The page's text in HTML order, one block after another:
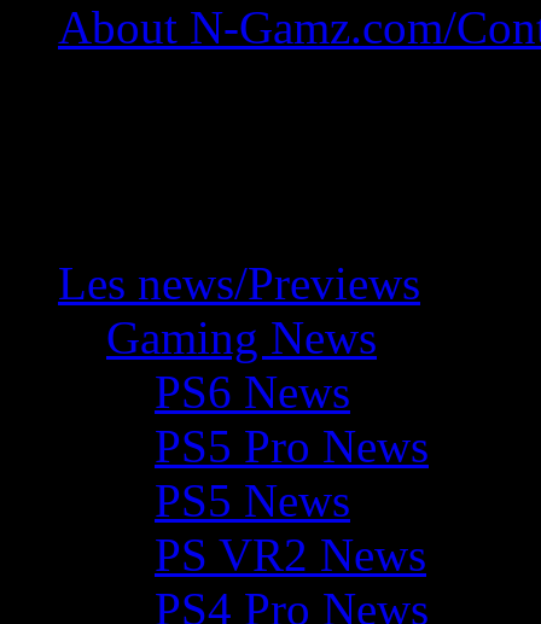
About N-Gamz.com/
Les news/Previews
Gaming News
PS6 News
PS5 Pro News
PS5 News
PS VR2 News
PS4 Pro News